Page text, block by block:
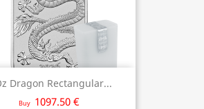
Dragon Rectangular...
Buy 1097.50 €